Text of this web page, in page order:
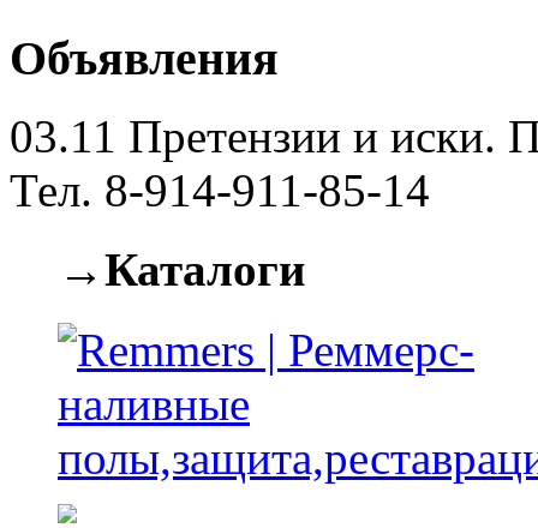
Объявления
03.11 Претензии и иски.
Тел. 8-914-911-85-14
→Каталоги